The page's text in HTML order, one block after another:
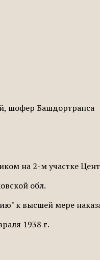
шофер Башдортранса
на 2-м участке
обл.
к высшей мере
1938 г.